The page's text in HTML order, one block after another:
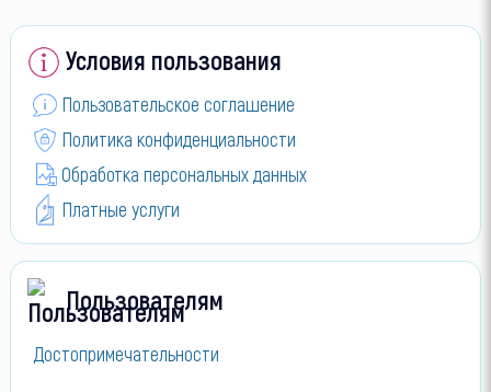
Условия пользования
Пользовательское соглашение
Политика конфиденциальности
Обработка персональных данных
Платные услуги
Пользователям
Достопримечательности